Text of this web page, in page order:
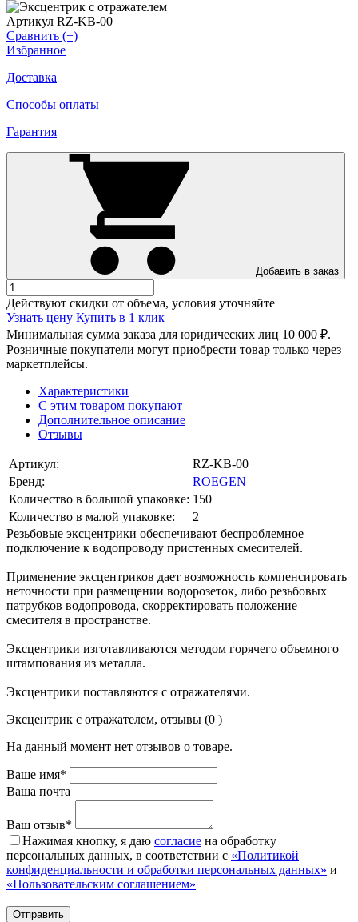
Артикул RZ-KB-00
Сравнить (+)
Избранное
Доставка
Способы оплаты
Гарантия
Добавить в заказ
Действуют скидки от объема, условия уточняйте
Узнать цену Купить в 1 клик
Минимальная сумма заказа для юридических лиц 10 000 ₽.
Розничные покупатели могут приобрести товар только через
маркетплейсы.
Характеристики
С этим товаром покупают
Дополнительное описание
Отзывы
Артикул:
RZ-KB-00
Бренд:
ROEGEN
Количество в большой упаковке: 150
Количество в малой упаковке:
2
Резьбовые эксцентрики обеспечивают беспроблемное
подключение к водопроводу пристенных смесителей.
Применение эксцентриков дает возможность компенсировать
неточности при размещении водорозеток, либо резьбовых
патрубков водопровода, скорректировать положение
смесителя в пространстве.
Эксцентрики изготавливаются методом горячего объемного
штампования из металла.
Эксцентрики поставляются с отражателями.
Эксцентрик с отражателем, отзывы (0 )
На данный момент нет отзывов о товаре.
Ваше имя*
Ваша почта
Ваш отзыв*
Нажимая кнопку, я даю согласие на обработку
персональных данных, в соответствии с «Политикой
конфиденциальности и обработки персональных данных» и
«Пользовательским соглашением»